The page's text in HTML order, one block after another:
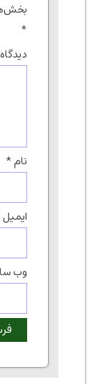
*
دیدگاه
نام*
ایمیل
وب‌